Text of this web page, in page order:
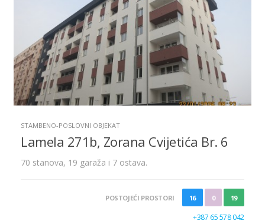
STAMBENO-POSLOVNI OBJEKAT
Lamela 271b, Zorana Cvijetića Br. 6
70 stanova, 19 garaža i 7 ostava.
POSTOJEĆI PROSTORI 16 0 19
+387 65 578 042